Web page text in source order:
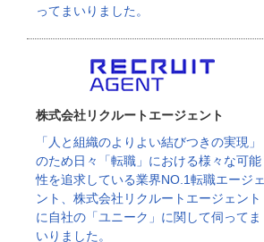
ってまいりました。
株式会社リクルートエージェント
「人と組織のよりよい結びつきの実現」
のため日々「転職」における様々な可能
性を追求している業界NO.1転職エージェ
ント、株式会社リクルートエージェント
に自社の「ユニーク」に関して伺ってま
いりました。